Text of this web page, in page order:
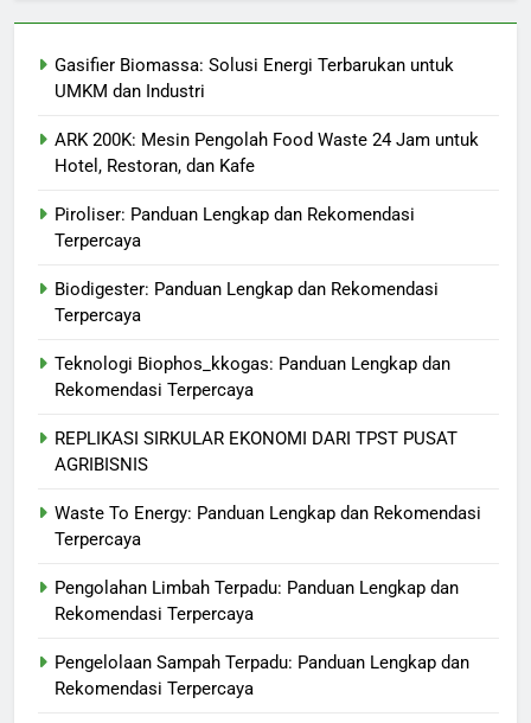
Gasifier Biomassa: Solusi Energi Terbarukan untuk
UMKM dan Industri
ARK 200K: Mesin Pengolah Food Waste 24 Jam untuk
Hotel, Restoran, dan Kafe
Piroliser: Panduan Lengkap dan Rekomendasi
Terpercaya
Biodigester: Panduan Lengkap dan Rekomendasi
Terpercaya
Teknologi Biophos_kkogas: Panduan Lengkap dan
Rekomendasi Terpercaya
REPLIKASI SIRKULAR EKONOMI DARI TPST PUSAT
AGRIBISNIS
Waste To Energy: Panduan Lengkap dan Rekomendasi
Terpercaya
Pengolahan Limbah Terpadu: Panduan Lengkap dan
Rekomendasi Terpercaya
Pengelolaan Sampah Terpadu: Panduan Lengkap dan
Rekomendasi Terpercaya